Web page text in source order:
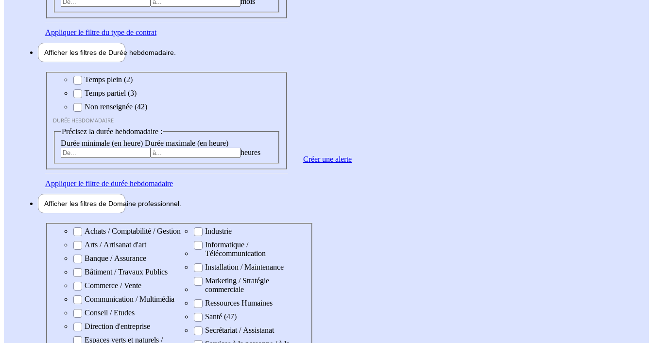
Appliquerle filtre du type de contrat
Afficher les filtres de Durée hebdomadaire
Durée hebdomadaire
Temps plein (2)
Temps partiel (3)
Non renseignée (42)
DURÉE HEBDOMADAIRE
Précisez la durée hebdomadaire :
Durée minimale (en heure) Durée maximale (en heure)
heures
Appliquerle filtre de durée hebdomadaire
Afficher les filtres de Domaine professionnel
Domaine professionel
Achats / Comptabilité / Gestion
Arts / Artisanat d'art
Banque / Assurance
Bâtiment / Travaux Publics
Commerce / Vente
Communication / Multimédia
Conseil / Etudes
Direction d'entreprise
Espaces verts et naturels /
Industrie
Informatique /
Télécommunication
Installation / Maintenance
Marketing / Stratégie
commerciale
Ressources Humaines
Santé (47)
Secrétariat / Assistanat
Créer une alerte